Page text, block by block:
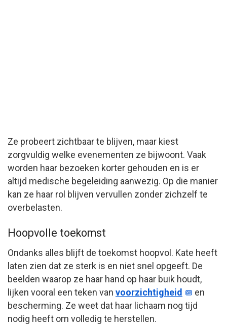
Ze probeert zichtbaar te blijven, maar kiest
zorgvuldig welke evenementen ze bijwoont. Vaak
worden haar bezoeken korter gehouden en is er
altijd medische begeleiding aanwezig. Op die manier
kan ze haar rol blijven vervullen zonder zichzelf te
overbelasten.
Hoopvolle toekomst
Ondanks alles blijft de toekomst hoopvol. Kate heeft
laten zien dat ze sterk is en niet snel opgeeft. De
beelden waarop ze haar hand op haar buik houdt,
lijken vooral een teken van voorzichtigheid
en
bescherming. Ze weet dat haar lichaam nog tijd
nodig heeft om volledig te herstellen.